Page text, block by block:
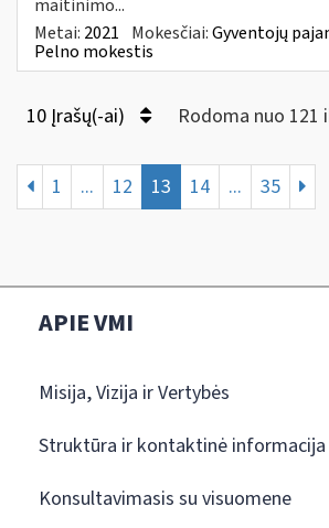
maitinimo...
Metai: 2021 Mokesčiai:Gyventojų
Pelno mokestis
10 Įrašų(-ai) Rodoma nuo 121
1 ... 12 13 14 ... 35
APIE VMI
Misija, Vizija ir Vertybės
Struktūra ir kontaktinė informacija
Konsultavimasis su visuomene